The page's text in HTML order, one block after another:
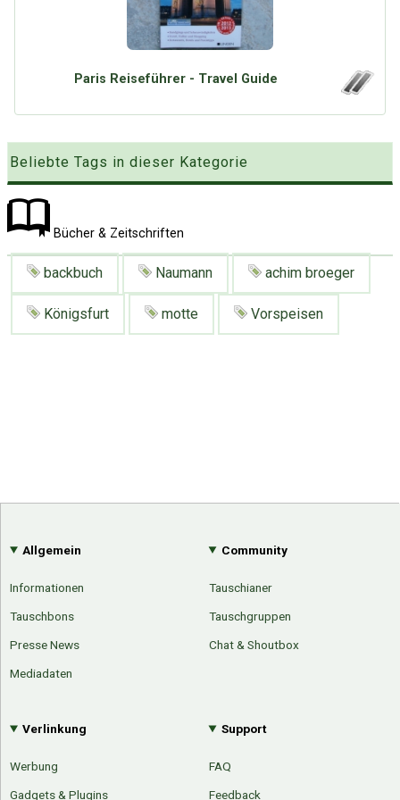
Google
Zufallsartikel
Kategoriewolke
Paris Reiseführer - Travel Guide
Beliebte Tags in dieser Kategorie
Bücher & Zeitschriften
backbuch Naumann achim broeger
Königsfurt motte Vorspeisen
Allgemein
Informationen
Tauschbons
Presse News
Mediadaten
Community
Tauschianer
Tauschgruppen
Chat & Shoutbox
Verlinkung
Werbung
Gadgets & Plugins
Support
FAQ
Feedback